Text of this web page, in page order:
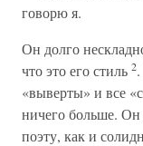
говорю я.
Он долго
что это его стиль 2
«выверты» и все
ничего больше. Он
поэту, как и